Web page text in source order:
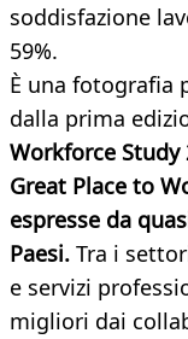
soddisfazione
59%.
È una fotografia
dalla prima
Workforce
Great Place to
espresse da
Paesi. Tra i
e servizi
migliori dai